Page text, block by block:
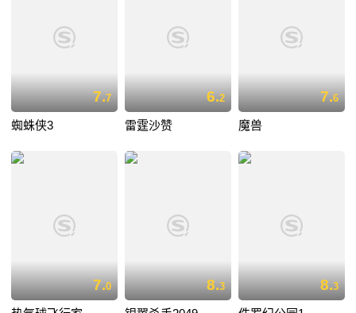
7.7
蜘蛛侠3
6.2
雷霆沙赞
7.6
魔兽
7.0 8.3 8.3